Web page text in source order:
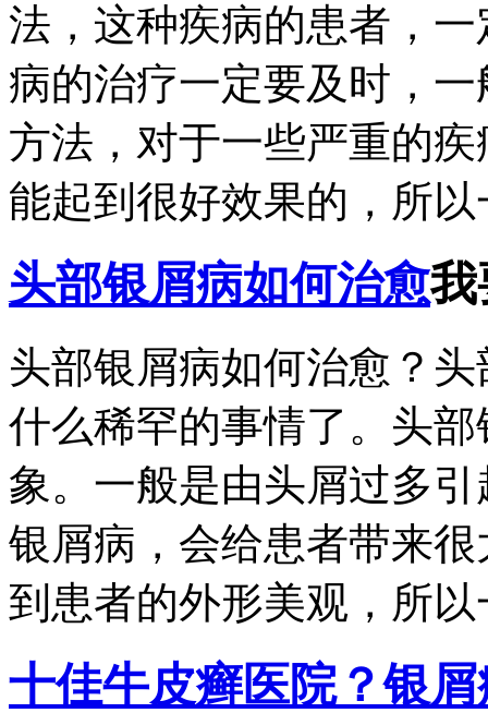
法，这种疾病的患者，
病的治疗一定要及时，
方法，对于一些严重的
能起到很好效果的，所
头部银屑病如何治愈我
头部银屑病如何治愈？
什么稀罕的事情了。头
象。一般是由头屑过多
银屑病，会给患者带来
到患者的外形美观，所
十佳牛皮癣医院？银